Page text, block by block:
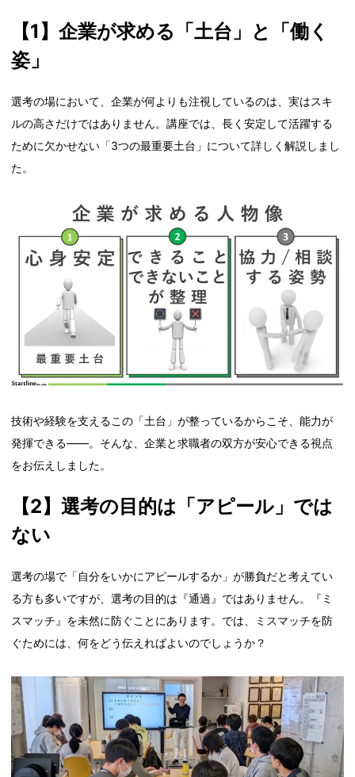
【1】企業が求める「土台」と「働く
姿」
選考の場において、企業が何よりも注視しているのは、実はスキ
ルの高さだけではありません。講座では、長く安定して活躍する
ために欠かせない「3つの最重要土台」について詳しく解説しまし
た。
技術や経験を支えるこの「土台」が整っているからこそ、能力が
発揮できる——。そんな、企業と求職者の双方が安心できる視点
をお伝えしました。
【2】選考の目的は「アピール」では
ない
選考の場で「自分をいかにアピールするか」が勝負だと考えてい
る方も多いですが、選考の目的は『通過』ではありません。『ミ
スマッチ』を未然に防ぐことにあります。では、ミスマッチを防
ぐためには、何をどう伝えればよいのでしょうか？